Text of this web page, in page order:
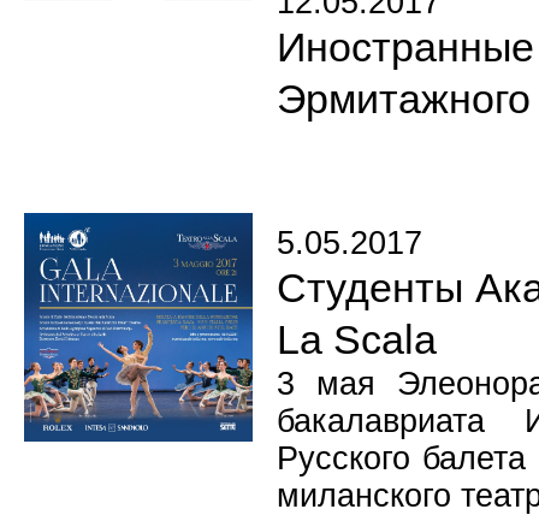
Эрмитажного
5.05.2017
Студенты
La Scala
3 мая
бакалавриата
Русского
миланского